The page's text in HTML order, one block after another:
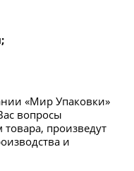
«Мир Упаковки»
вопросы
произведут
и